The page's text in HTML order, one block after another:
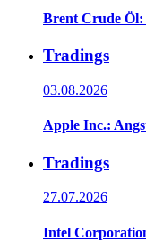
Brent Crude Öl:
Tradings
03.08.2026
Apple Inc.:
Tradings
27.07.2026
Intel